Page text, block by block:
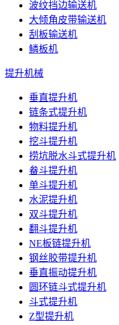
波纹挡边输送机
大倾角皮带输送机
刮板输送机
鳞板机
提升机械
垂直提升机
链条式提升机
物料提升机
挖斗提升机
捞坑脱水斗式提升机
畚斗提升机
单斗提升机
水泥提升机
双斗提升机
翻斗提升机
NE板链提升机
钢丝胶带提升机
垂直振动提升机
圆环链斗式提升机
斗式提升机
Z型提升机